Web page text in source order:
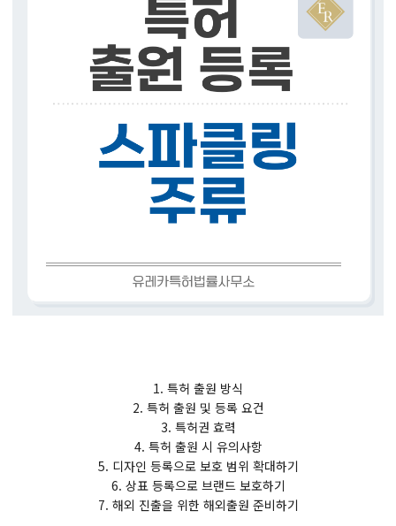
1. 특허 출원 방식
2. 특허 출원 및 등록 요건
3. 특허권 효력
4. 특허 출원 시 유의사항
5. 디자인 등록으로 보호 범위 확대하기
6. 상표 등록으로 브랜드 보호하기
7. 해외 진출을 위한 해외출원 준비하기